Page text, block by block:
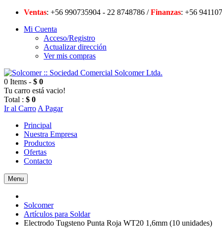
Ventas: +56 990735904 - 22 8748786 /Finanzas: +56
Mi Cuenta
Acceso/Registro
Actualizar dirección
Ver mis compras
0 Items - $ 0
Tu carro está vacio!
Total : $ 0
Ir al Carro A Pagar
Principal
Nuestra Empresa
Productos
Ofertas
Contacto
Menu
Solcomer
Artículos para Soldar
Electrodo Tugsteno Punta Roja WT20 1,6mm (10 unidades)